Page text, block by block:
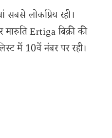
लोकप्रिय रही।
Ertiga बिक्री की
में 10वें नंबर पर रही।